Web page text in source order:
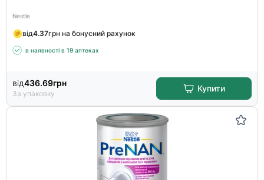
Nestle
від4.37грн на бонусний рахунок
в наявності в 19 аптеках
від436.69грн
За упаковку
Купити